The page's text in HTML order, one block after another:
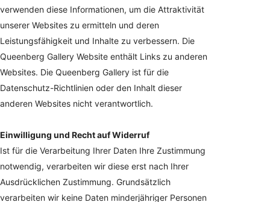
verwenden diese Informationen, um die Attraktivität
unserer Websites zu ermitteln und deren
Leistungsfähigkeit und Inhalte zu verbessern. Die
Queenberg Gallery Website enthält Links zu anderen
Websites. Die Queenberg Gallery ist für die
Datenschutz-Richtlinien oder den Inhalt dieser
anderen Websites nicht verantwortlich.
Einwilligung und Recht auf Widerruf
Ist für die Verarbeitung Ihrer Daten Ihre Zustimmung
notwendig, verarbeiten wir diese erst nach Ihrer
Ausdrücklichen Zustimmung. Grundsätzlich
verarbeiten wir keine Daten minderjähriger Personen